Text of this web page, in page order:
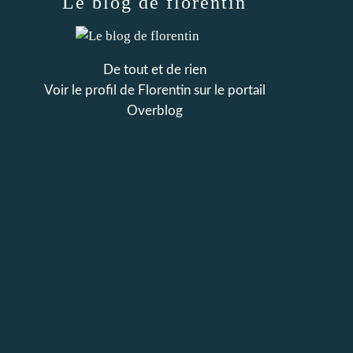
De tout et de rien
Voir le profil de Florentinsur le portail
Overblog